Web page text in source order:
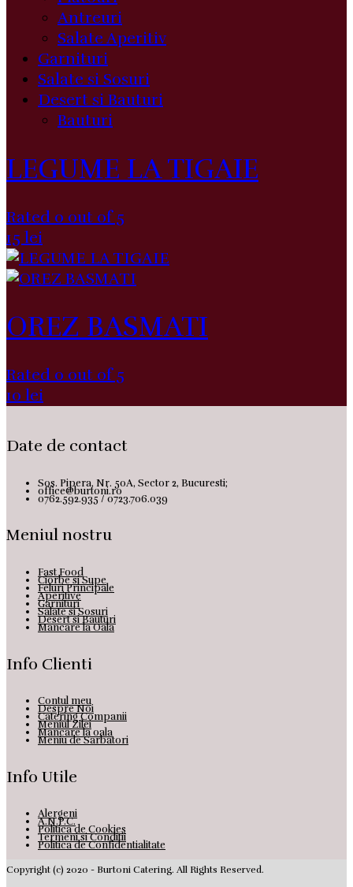
Antreuri
Salate Aperitiv
Garnituri
Salate si Sosuri
Desert si Bauturi
Bauturi
LEGUME LA TIGAIE
Rated 0 out of 5
15 lei
OREZ BASMATI
Rated 0 out of 5
10 lei
Date de contact
Sos. Pipera, Nr. 50A, Sector 2, Bucuresti;
office@burtoni.ro
0762.592.935 / 0723.706.039
Meniul nostru
Fast Food
Ciorbe si Supe
Feluri Principale
Aperitive
Garnituri
Salate si Sosuri
Desert si Bauturi
Mancare la Oala
Info Clienti
Contul meu
Despre Noi
Catering Companii
Meniul Zilei
Mancare la oala
Meniu de Sarbatori
Info Utile
Alergeni
A.N.P.C.
Politica de Cookies
Termeni si Conditii
Politica de Confidentialitate
Copyright (c) 2020 - Burtoni Catering. All Rights Reserved.